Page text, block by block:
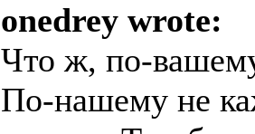
onedrey wrote:
Что ж, по-
По-нашему не